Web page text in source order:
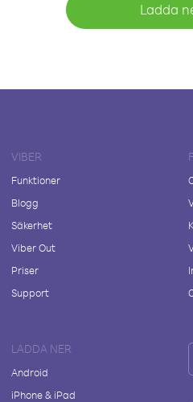
Ladda
VIBER
Funktioner
Blogg
Säkerhet
Viber Out
Priser
Support
LADDA NER
Android
iPhone & iPad